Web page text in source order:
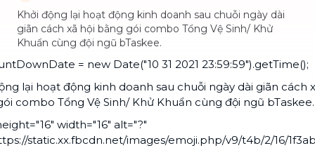
Khởi động lại hoạt động kinh doanh sau chuỗi ngày dài
giãn cách xã hội bằng gói combo Tổng Vệ Sinh/ Khử
Khuẩn cùng đội ngũ bTaskee.
= new Date("10 31 2021 23:59:59").getTime();
lại hoạt động kinh doanh sau chuỗi ngày dài giãn cách
combo Tổng Vệ Sinh/ Khử Khuẩn cùng đội ngũ bTaskee.
width="16" alt="?"
static.xx.fbcdn.net/images/emoji.php/v9/t4b/2/16/